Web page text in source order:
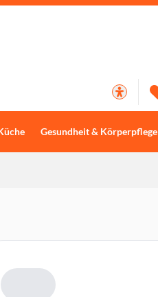
Gesundheit & Körperpflege